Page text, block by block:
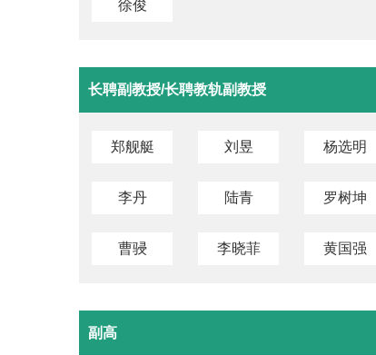
徐俊
长聘副教授/长聘教轨副教授
郑舰艇 刘昱 杨选明
李丹 陆青 罗树坤
曹骎 李晓菲 黄国强
副高